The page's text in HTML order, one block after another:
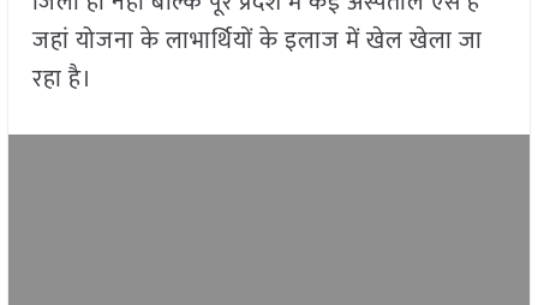
जहां योजना के लाभार्थियों के इलाज में खेल खेला जा
रहा है।